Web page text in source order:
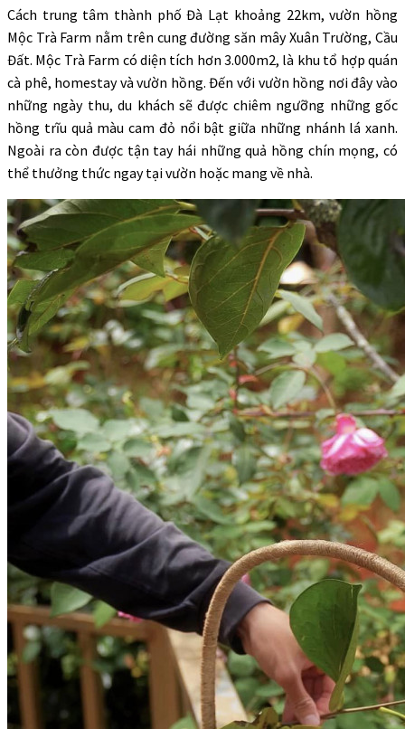
Cách trung tâm thành phố Đà Lạt khoảng 22km, vườn hồng
Mộc Trà Farm nằm trên cung đường săn mây Xuân Trường, Cầu
Đất. Mộc Trà Farm có diện tích hơn 3.000m2, là khu tổ hợp quán
cà phê, homestay và vườn hồng. Đến với vườn hồng nơi đây vào
những ngày thu, du khách sẽ được chiêm ngưỡng những gốc
hồng trĩu quả màu cam đỏ nổi bật giữa những nhánh lá xanh.
Ngoài ra còn được tận tay hái những quả hồng chín mọng, có
thể thưởng thức ngay tại vườn hoặc mang về nhà.